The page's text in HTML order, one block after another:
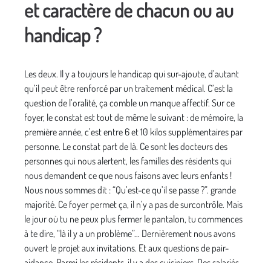
et caractère de chacun ou au
handicap ?
Les deux. Il y a toujours le handicap qui sur-ajoute, d’autant
qu’il peut être renforcé par un traitement médical. C’est la
question de l’oralité, ça comble un manque affectif. Sur ce
foyer, le constat est tout de même le suivant : de mémoire, la
première année, c’est entre 6 et 10 kilos supplémentaires par
personne. Le constat part de là. Ce sont les docteurs des
personnes qui nous alertent, les familles des résidents qui
nous demandent ce que nous faisons avec leurs enfants !
Nous nous sommes dit : “Qu’est-ce qu’il se passe ?”. grande
majorité. Ce foyer permet ça, il n’y a pas de surcontrôle. Mais
le jour où tu ne peux plus fermer le pantalon, tu commences
à te dire, “là il y a un problème”... Dernièrement nous avons
ouvert le projet aux invitations. Et aux questions de pair-